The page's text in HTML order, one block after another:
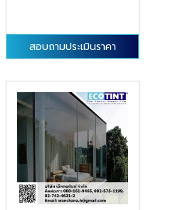
สอบถามประเมินราคา